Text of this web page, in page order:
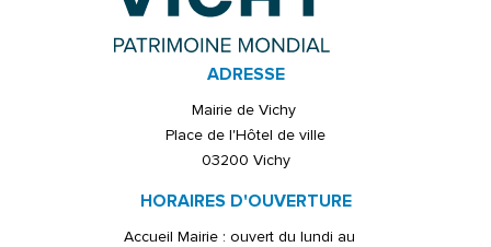
ADRESSE
Mairie de Vichy
Place de l'Hôtel de ville
03200 Vichy
HORAIRES D'OUVERTURE
Accueil Mairie : ouvert du lundi au